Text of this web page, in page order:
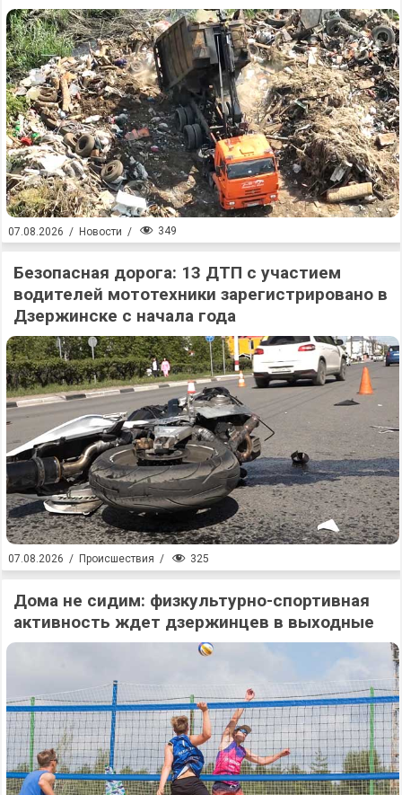
07.08.2026 / Новости / 349
Безопасная дорога: 13 ДТП с участием
водителей мототехники зарегистрировано в
Дзержинске с начала года
07.08.2026 / Происшествия / 325
Дома не сидим: физкультурно-спортивная
активность ждет дзержинцев в выходные